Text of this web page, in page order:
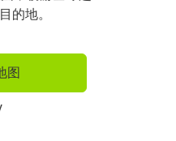
的地。
图